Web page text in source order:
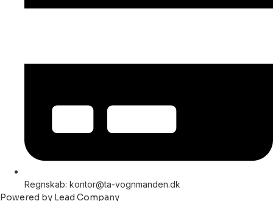
Regnskab: kontor@ta-vognmanden.dk
Powered by Lead Company